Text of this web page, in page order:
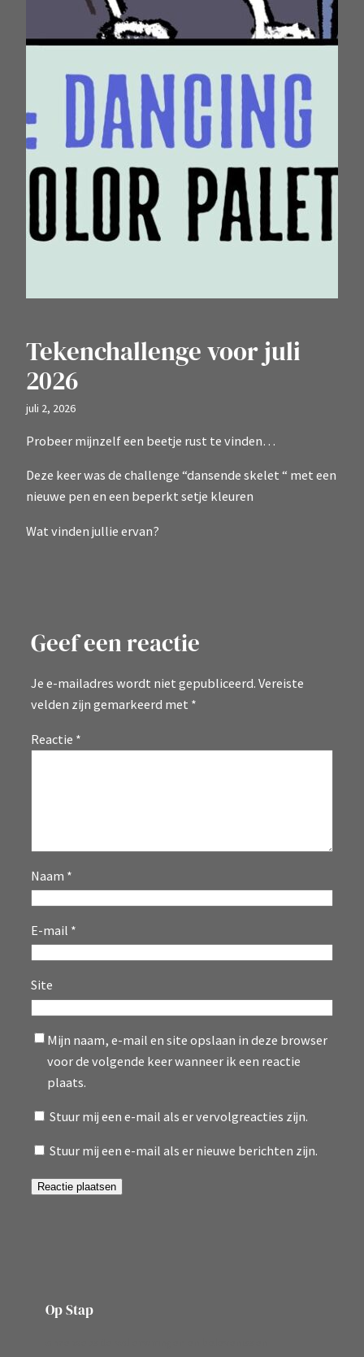
Tekenchallenge voor juli
2026
juli 2, 2026
Probeer mijnzelf een beetje rust te vinden…
Deze keer was de challenge “dansende skelet “ met een
nieuwe pen en een beperkt setje kleuren
Wat vinden jullie ervan?
Geef een reactie
Je e-mailadres wordt niet gepubliceerd. Vereiste
velden zijn gemarkeerd met *
Reactie *
Naam *
E-mail *
Site
Mijn naam, e-mail en site opslaan in deze browser
voor de volgende keer wanneer ik een reactie
plaats.
Stuur mij een e-mail als er vervolgreacties zijn.
Stuur mij een e-mail als er nieuwe berichten zijn.
Op Stap